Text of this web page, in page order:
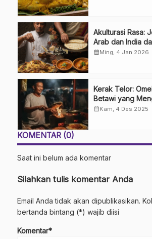
Akulturasi Rasa:
Arab dan India
Nusantara
calendar_monthMing, 4 Jan 2026
Kerak Telor:
Betawi yang
Tengah
calendar_monthKam, 4 Des 2025
KOMENTAR (0)
Saat ini belum ada komentar
Silahkan tulis komentar Anda
Email Anda tidak akan dipublikasikan.
bertanda bintang (*) wajib diisi
Komentar*